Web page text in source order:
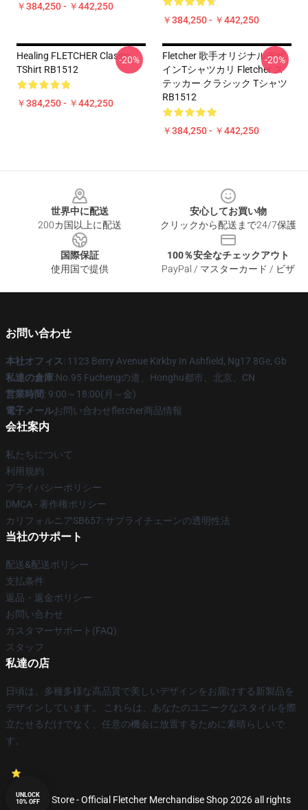
￥384,250 - ￥442,250
￥384,250 - ￥442,250
Healing FLETCHER Classic
TShirt RB1512
￥384,250 - ￥442,250
-20%
Fletcher 歌手オリジナルデザ
インTシャツカリ Fletcher ス
テッカー クラシック Tシャツ
RB1512
￥384,250 - ￥442,250
-20%
世界中に配送
200カ国以上に配送
安心してお買い物
クリックから配送まで24/7保護
国際保証
使用国で提供
100％安全なチェックアウト
PayPal / マスターカード / ビザ
お問い合わせ
本社オフィス: 1123 Berry Avenue Kirkby In Ashfield, Ng17 8Ge, Gb
私達の倉庫:No.95 Fuchengの道、Honghu都市、北京、CN
営業時間: 9:00～18:00(月～金)
電子メールお問い合わせfletcher商品情報
会社案内
私たちについて
利用規約
プライバシーポリシー
DMCA - 著作権ポリシー
カリフォルニアSB657: サプライチェーンの透明性法
当社のサポート
配送&配送ポリシー
支払条件
返品・返金ポリシー
お問い合わせ
カスタマーサポート(FAQ)
スタッフ
私達の店
日頃は、多種多様な高品質で美しいデザインをお届けする新製品を
デザインしています。 これらは、あなたのユニークなスタイルを際
立たせるだけでなく、任意の機会に放置するために素晴らしいで
す。
© Fletcher Store - Official Fletcher Merchandise Shop 2026 all rights
UNLOCK
10% OFF